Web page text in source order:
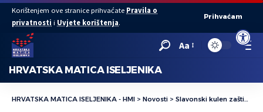
Open
Korištenjem ove stranice prihvaćate Pravila o
privatnosti i Uvjete korištenja.
Prihvaćam
Aa
HRVATSKA MATICA ISELJENIKA
HRVATSKA MATICA ISELJENIKA - HMI > Novosti > Slavonski kulen zaštićen kao hrvatska delicija